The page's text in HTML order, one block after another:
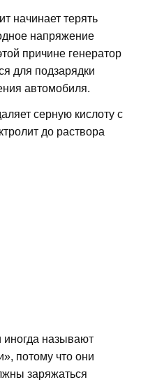
начинает терять
напряжение
причине генератор
для подзарядки
автомобиля.
серную кислоту с
до раствора
называют
потому что они
заряжаться